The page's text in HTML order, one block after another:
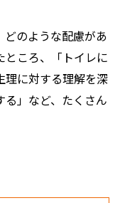
のような配慮があ
ところ、「トイレに
理に対する理解を深
」など、たくさん